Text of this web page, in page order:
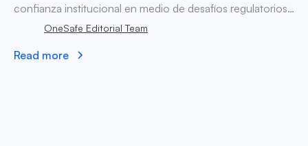
confianza institucional en medio de desafíos regulatorios.
Explora su impacto en los pagos transfronterizos y el
OneSafe Editorial Team
Read more